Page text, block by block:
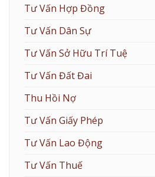
Tư Vấn Hợp Đồng
Tư Vấn Dân Sự
Tư Vấn Sở Hữu Trí Tuệ
Tư Vấn Đất Đai
Thu Hồi Nợ
Tư Vấn Giấy Phép
Tư Vấn Lao Động
Tư Vấn Thuế